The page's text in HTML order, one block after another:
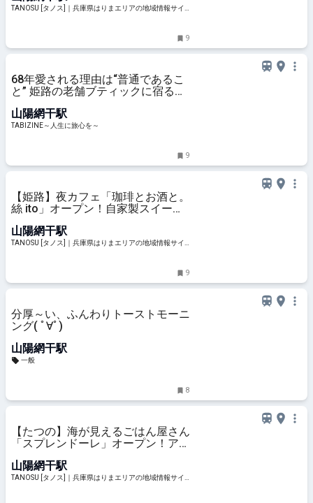
TANOSU [タノス]｜兵庫県はりまエリアの地域情報サイ
9
68年愛される理由は“普通であるこ
と” 姫路の老舗ブティックに宿る接
～
山陽網干駅
TABIZINE～人生に旅心を～
9
【姫路】夜カフェ「珈琲とお酒と。
絲 ito」オープン！自家製スイーツ
山陽網干駅
TANOSU [タノス]｜兵庫県はりまエリアの地域情報サイ
9
分厚～い、ふんわりトーストモーニ
ング( ﾟ∀ﾟ)
山陽網干駅
一般
8
【たつの】海が見えるごはん屋さん
「スプレンドーレ」オープン！アフ
山陽網干駅
TANOSU [タノス]｜兵庫県はりまエリアの地域情報サイ